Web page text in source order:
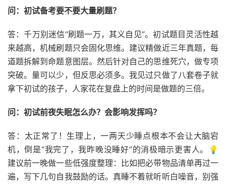
问：初试备考要不要大量刷题？
答：千万别迷信“刷题一万，其义自见”。初试题目灵活性越
来越高，机械刷题只会固化思维。建议精做近三年真题，每
道题拆解到命题意图层。然后针对自己的思维死穴，做专项
突破。量可以少，但反思必须多。我见过只做了八套卷子就
拿下初试的孩子，人家花在复盘上的时间是做题的三倍。
问：初试前夜失眠怎么办？会影响发挥吗？
答：太正常了！生理上，一两天少睡点根本不会让大脑宕
机，倒是“我完了，我昨晚没睡好”的消极暗示更害人。💡
建议前一晚做一些低强度整理：比如把必带物品清单再过一
遍，写下几句自我鼓励的话。真睡不着就听听白噪音，别强